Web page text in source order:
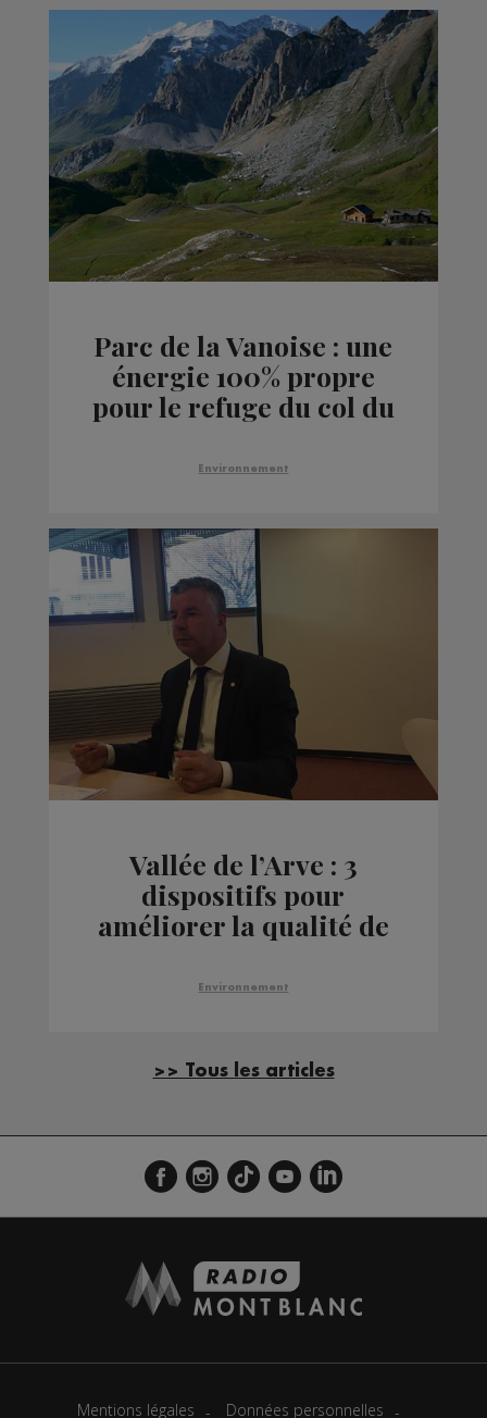
Parc de la Vanoise : une
énergie 100% propre
pour le refuge du col du
Environnement
Vallée de l’Arve : 3
dispositifs pour
améliorer la qualité de
Environnement
>> Tous les articles
Mentions légales Données personnelles